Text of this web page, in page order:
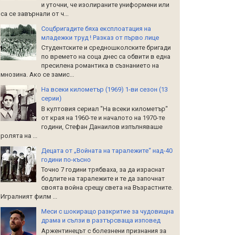
и уточни, че изолираните униформени или
са се завърнали от ч...
Соцбригадите бяха експлоатация на
младежки труд ! Разказ от първо лице
Студентските и средношколските бригади
по времето на соца днес са обвити в една
пресилена романтика в съзнанието на
мнозина. Ако се замис...
На всеки километър (1969) 1-ви сезон (13
серии)
В култовия сериал "На всеки километър"
от края на 1960-те и началото на 1970-те
години, Стефан Данаилов изпълняваше
ролята на ...
Децата от „Войната на таралежите“ над-40
години по-късно
Точно 7 години трябваха, за да израснат
бодлите на таралежите и те да започнат
своята война срещу света на Възрастните.
Игралният филм ...
Меси с шокиращо разкритие за чудовищна
драма и сълзи в разтърсваща изповед
Аржентинецът с болезнени признания за